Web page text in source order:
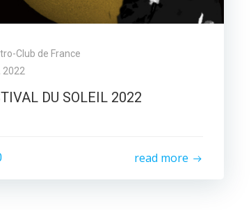
Club de France
2022
DU SOLEIL 2022
read more